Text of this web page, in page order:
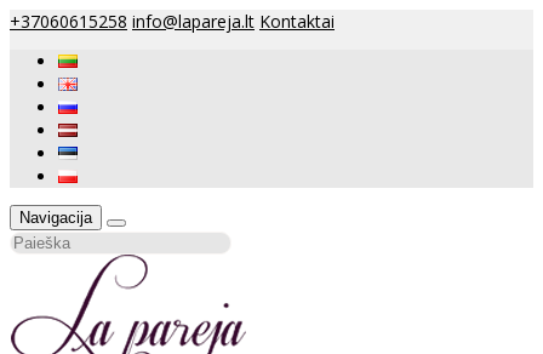
+37060615258 info@lapareja.lt Kontaktai
Navigacija